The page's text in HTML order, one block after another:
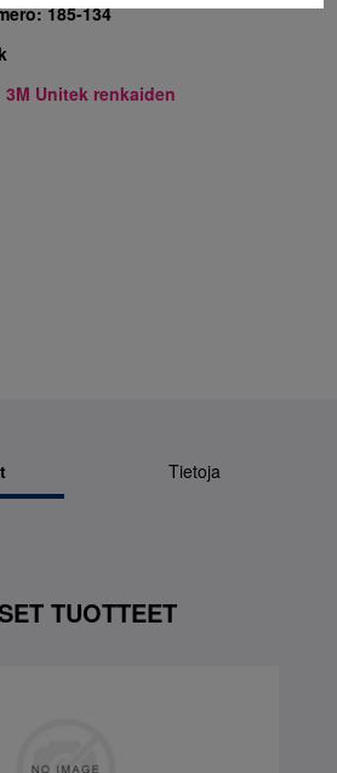
185-134
3M Unitek renkaiden
Tietoja
TUOTTEET